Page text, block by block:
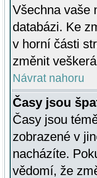
Všechna vaše
databázi. Ke
v horní části
změnit
Návrat nahoru
Časy jsou
Časy jsou
zobrazené v
nacházíte.
vědomí, že